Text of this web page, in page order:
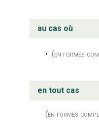
au cas où
(en formes
en tout cas
(en formes